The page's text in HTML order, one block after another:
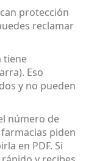
protección
reclamar
tiene
Eso
y no pueden
número de
piden
en PDF. Si